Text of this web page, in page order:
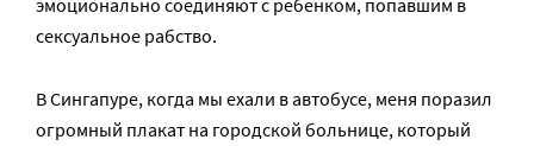
сексуальное рабство.
В Сингапуре, когда мы ехали в автобусе, меня поразил
огромный плакат на городской больнице, который